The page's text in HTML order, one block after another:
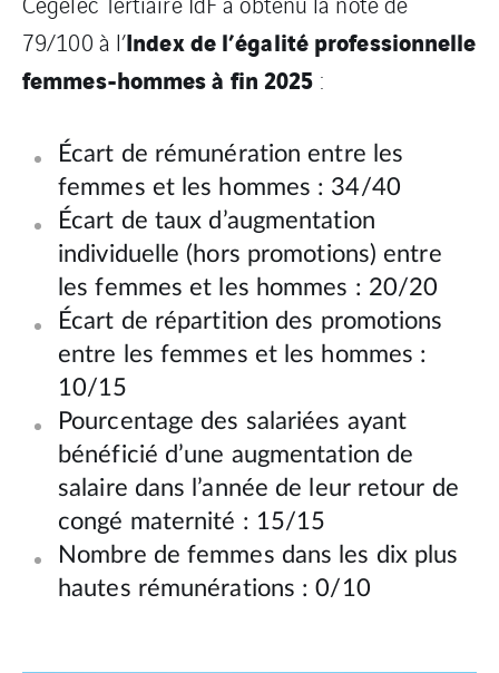
79/100 à l’Index de l’égalité professionnelle
femmes-hommes à fin 2025 :
Écart de rémunération entre les
femmes et les hommes : 34/40
Écart de taux d’augmentation
individuelle (hors promotions) entre
les femmes et les hommes : 20/20
Écart de répartition des promotions
entre les femmes et les hommes :
10/15
Pourcentage des salariées ayant
bénéficié d’une augmentation de
salaire dans l’année de leur retour de
congé maternité : 15/15
Nombre de femmes dans les dix plus
hautes rémunérations : 0/10